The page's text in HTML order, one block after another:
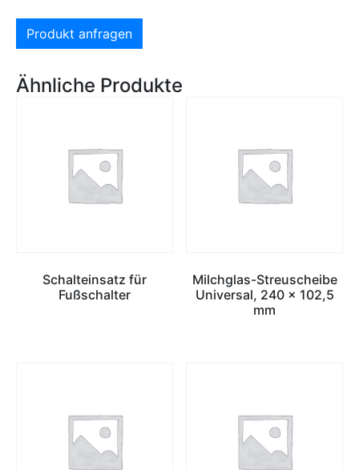
Produkt anfragen
Ähnliche Produkte
Schalteinsatz für
Fußschalter
Milchglas-Streuscheibe
Universal, 240 x 102,5
mm